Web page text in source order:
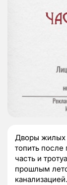
Дворы жилых
топить
часть и
прошлым
канализацией.